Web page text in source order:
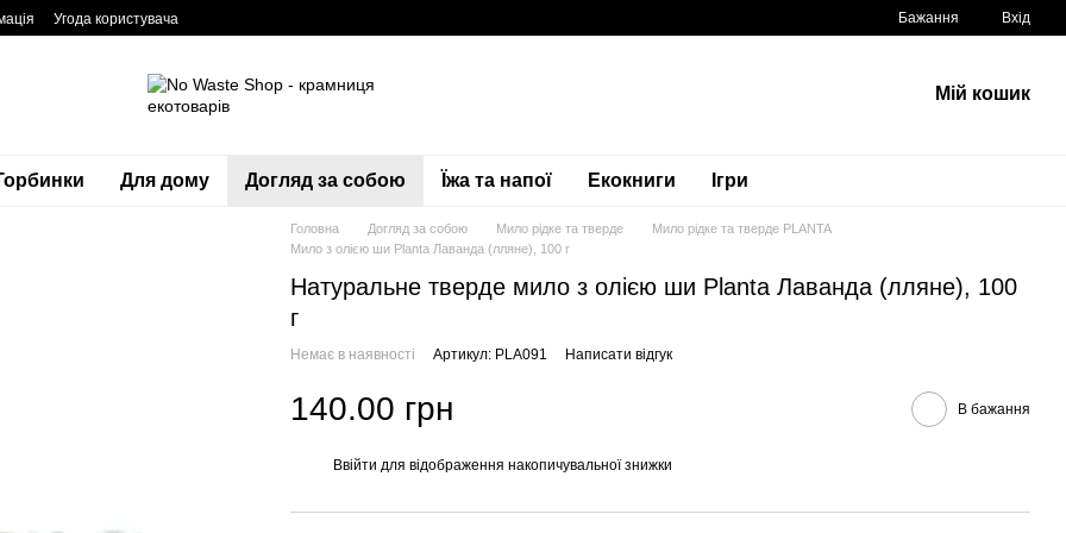
Угода користувача Бажання Вхід
Мій кошик
Для дому Догляд за собою Їжа та напої Екокниги Ігри
Головна Догляд за собою Мило рідке та тверде
Мило рідке та тверде PLANTA
Мило з олією ши Planta Лаванда (лляне), 100 г
Натуральне тверде мило з олією ши Planta Лаванда (лляне), 100
г
Немає в наявності Артикул: PLA091 Написати відгук
140.00 грн В бажання
Ввійти для відображення накопичувальної знижки